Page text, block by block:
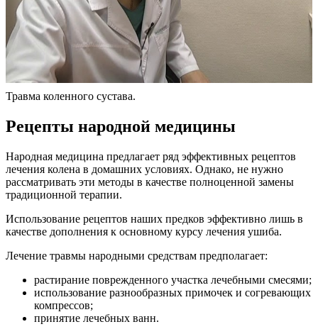
Травма коленного сустава.
Рецепты народной медицины
Народная медицина предлагает ряд эффективных рецептов
лечения колена в домашних условиях. Однако, не нужно
рассматривать эти методы в качестве полноценной замены
традиционной терапии.
Использование рецептов наших предков эффективно лишь в
качестве дополнения к основному курсу лечения ушиба.
Лечение травмы народными средствам предполагает:
растирание поврежденного участка лечебными смесями;
использование разнообразных примочек и согревающих
компрессов;
принятие лечебных ванн.